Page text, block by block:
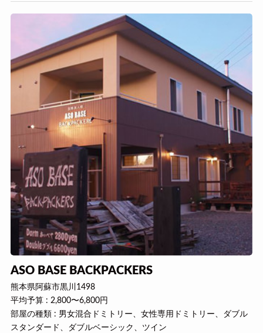
ASO BASE BACKPACKERS
熊本県阿蘇市黒川1498
平均予算 : 2,800〜6,800円
部屋の種類 : 男女混合ドミトリー、女性専用ドミトリー、ダブル
スタンダード、ダブルベーシック、ツイン